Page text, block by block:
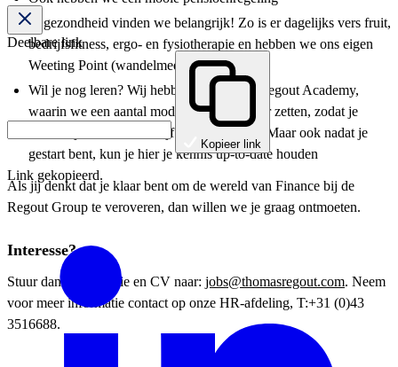
Je gezondheid vinden we belangrijk! Zo is er dagelijks vers fruit,
bedrijfsfitness, ergo- en fysiotherapie en hebben we ons eigen
Weeting Point (wandelmeeting punt)
Wil je nog leren? Wij hebben onze eigen Regout Academy,
waarin we een aantal modules voor je klaar zetten, zodat je
voordat je start ons bedrijf al leert kennen. Maar ook nadat je
gestart bent, kun je hier je kennis up-to-date houden
Als jij denkt dat je klaar bent om de wereld van Finance bij de
Regout Group te veroveren, dan willen we je graag ontmoeten.
Interesse?
Stuur dan je motivatie en CV naar: jobs@thomasregout.com. Neem
voor meer informatie contact op onze HR-afdeling, T:+31 (0)43
3516688.
Deelbare link
Kopieer link
Link gekopieerd.